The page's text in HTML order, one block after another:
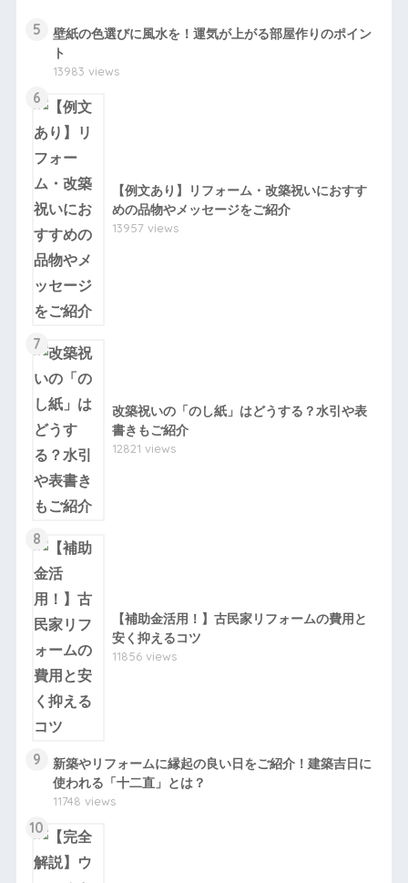
5
壁紙の色選びに風水を！運気が上がる部屋作りのポイン
ト
13983 views
6
【例文あり】リフォーム・改築祝いにおすす
めの品物やメッセージをご紹介
13957 views
7
改築祝いの「のし紙」はどうする？水引や表
書きもご紹介
12821 views
8
【補助金活用！】古民家リフォームの費用と
安く抑えるコツ
11856 views
9
新築やリフォームに縁起の良い日をご紹介！建築吉日に
使われる「十二直」とは？
11748 views
10